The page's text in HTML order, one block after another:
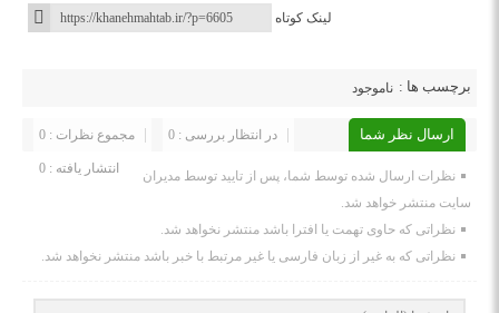
لینک کوتاه
برچسب ها : ناموجود
ارسال نظر شما مجموع نظرات : 0 در انتظار بررسی : 0
انتشار یافته : 0
نظرات ارسال شده توسط شما، پس از تایید توسط مدیران
سایت منتشر خواهد شد.
نظراتی که حاوی تهمت یا افترا باشد منتشر نخواهد شد.
نظراتی که به غیر از زبان فارسی یا غیر مرتبط با خبر باشد منتشر نخواهد شد.